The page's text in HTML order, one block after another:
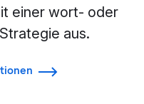
einer wort- oder
aus.